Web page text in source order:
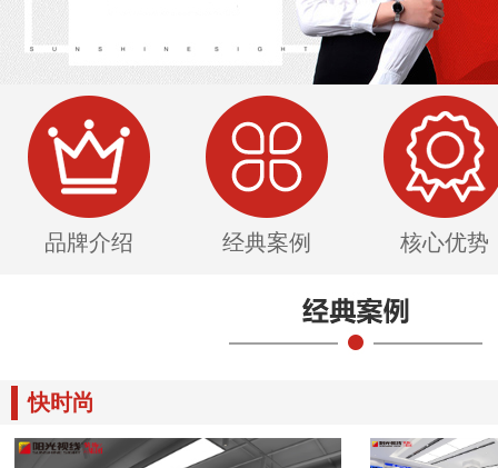
品牌介绍 经典案例 核心优势
快时尚